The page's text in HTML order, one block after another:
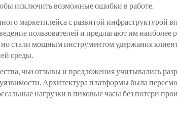
исключить возможные ошибки в работе.
маркетплейса с развитой инфраструктурой
пользователей и предлагают им наиболее
стали мощным инструментом удержания
среды.
чьи отзывы и предложения учитывались
Архитектура платформы была
нагрузки в пиковые часы без потери